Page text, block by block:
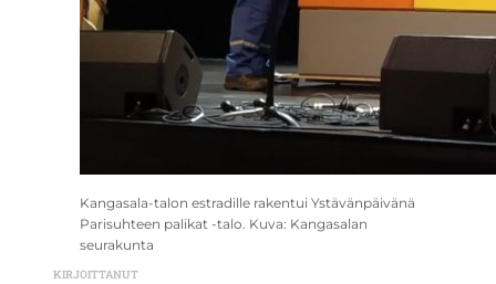
Kangasala-talon estradille rakentui Ystävänpäivänä
Parisuhteen palikat -talo. Kuva: Kangasalan
seurakunta
KIRJOITTANUT